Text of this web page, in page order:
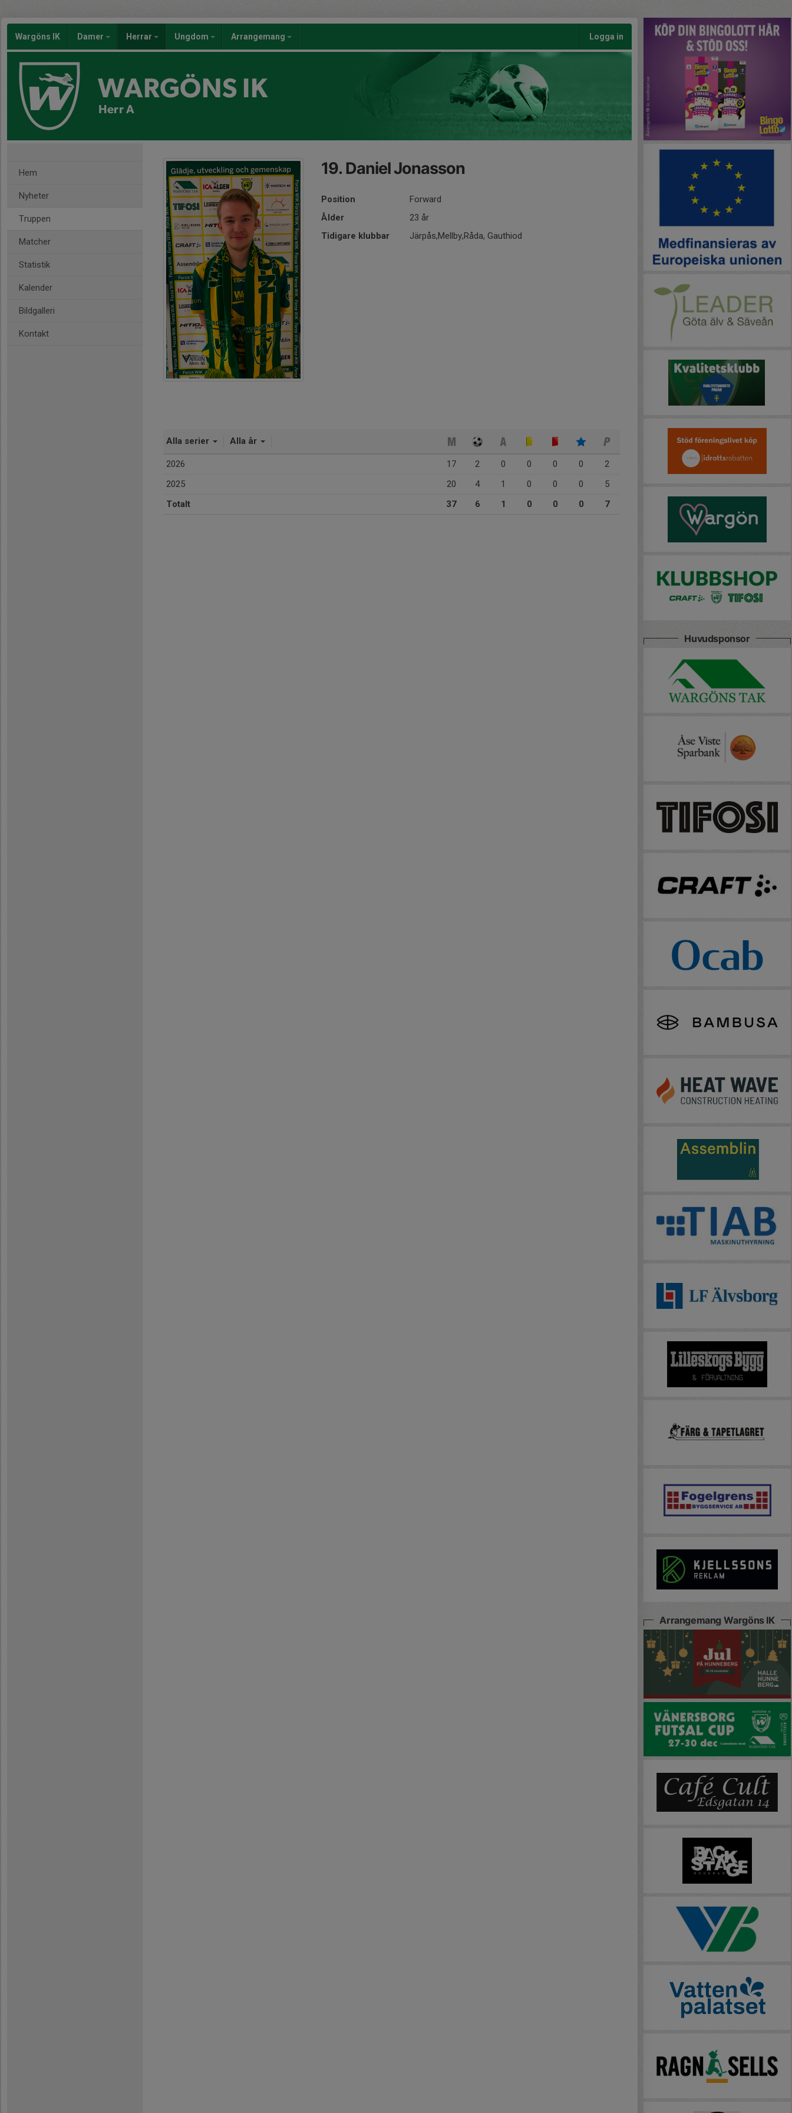
Wargöns IK Damer Herrar Ungdom Arrangemang Logga in
WARGÖNS IK
Herr A
Hem
Nyheter
Truppen
Matcher
Statistik
Kalender
Bildgalleri
Kontakt
19. Daniel Jonasson
Position
Forward
Ålder
23 år
Tidigare klubbar
Järpås,Mellby,Råda, Gauthiod
Alla serier Alla år
2026 17 2 0 0 0 0
2
2025
20 4 1 0 0 0
5
Totalt
37 6 1 0 0 0 7
Huvudsponsor
Arrangemang Wargöns IK